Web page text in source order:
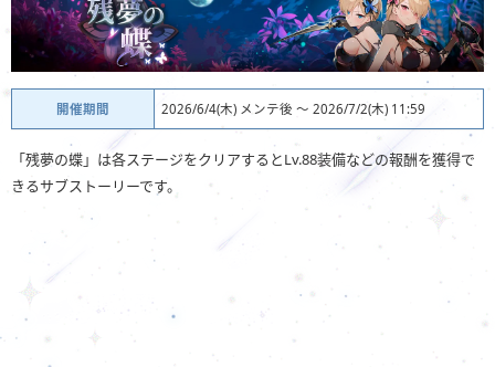
開催期間 2026/6/4(木) メンテ後 ～ 2026/7/2(木) 11:59
「残夢の蝶」は各ステージをクリアするとLv.88装備などの報酬を獲得で
きるサブストーリーです。